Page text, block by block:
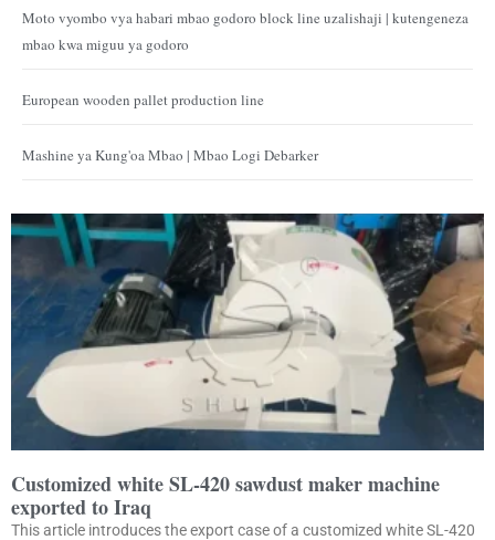
Moto vyombo vya habari mbao godoro block line uzalishaji | kutengeneza
mbao kwa miguu ya godoro
European wooden pallet production line
Mashine ya Kung'oa Mbao | Mbao Logi Debarker
Customized white SL-420 sawdust maker machine
exported to Iraq
This article introduces the export case of a customized white SL-420